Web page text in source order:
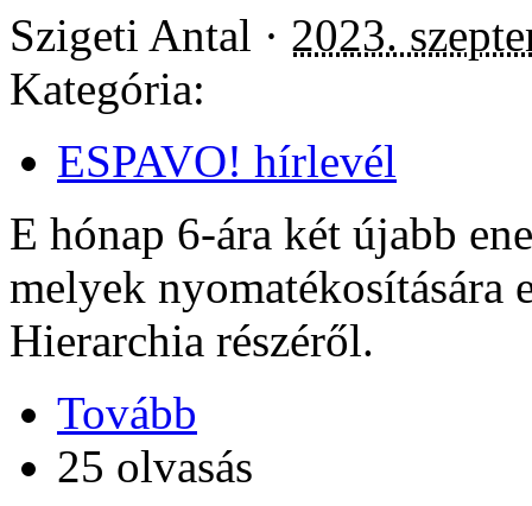
Szigeti Antal · 2023.
Kategória:
ESPAVO! hírlevél
E hónap 6-ára két újabb
melyek nyomatékosítására
Hierarchia részéről.
Tovább
25 olvasás